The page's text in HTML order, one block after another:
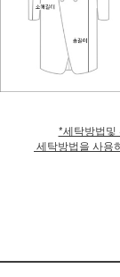
*세탁방법및
세탁방법을 사용